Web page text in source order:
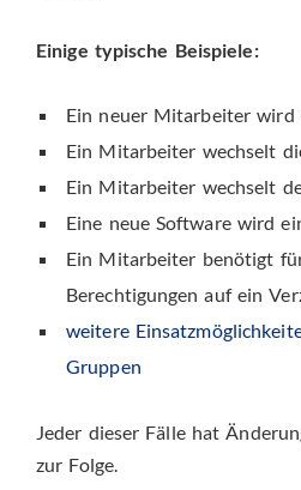
Einige typische Beispiele:
Ein neuer Mitarbeiter wird
Ein Mitarbeiter wechselt
Ein Mitarbeiter wechselt
Eine neue Software wird
Ein Mitarbeiter benötigt
Berechtigungen auf ein
weitere
Gruppen
Jeder dieser Fälle hat
zur Folge.